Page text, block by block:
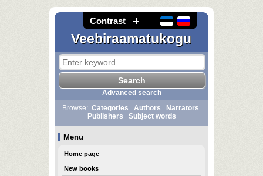
Contrast
Veebiraamatukogu
Advanced search
Browse: Categories Authors
Narrators
Publishers
Subject words
Menu
Home page
New books